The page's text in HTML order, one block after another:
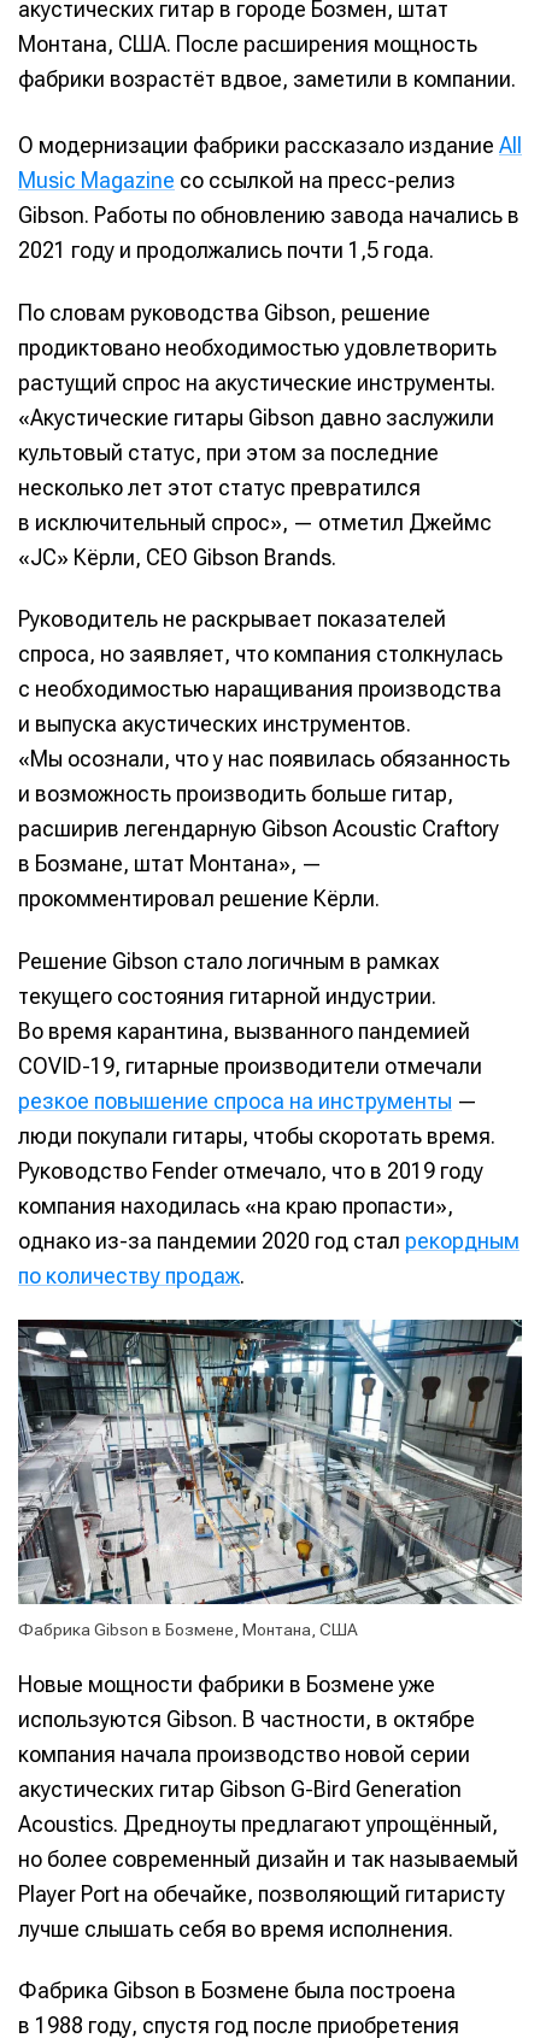
акустических гитар в городе Бозмен, штат
Монтана, США. После расширения мощность
фабрики возрастёт вдвое, заметили в компании.
О модернизации фабрики рассказало издание All
Music Magazine со ссылкой на пресс-релиз
Gibson. Работы по обновлению завода начались в
2021 году и продолжались почти 1,5 года.
По словам руководства Gibson, решение
продиктовано необходимостью удовлетворить
растущий спрос на акустические инструменты.
«Акустические гитары Gibson давно заслужили
культовый статус, при этом за последние
несколько лет этот статус превратился
в исключительный спрос», — отметил Джеймс
«JC» Кёрли, CEO Gibson Brands.
Руководитель не раскрывает показателей
спроса, но заявляет, что компания столкнулась
с необходимостью наращивания производства
и выпуска акустических инструментов.
«Мы осознали, что у нас появилась обязанность
и возможность производить больше гитар,
расширив легендарную Gibson Acoustic Craftory
в Бозмане, штат Монтана», —
прокомментировал решение Кёрли.
Решение Gibson стало логичным в рамках
текущего состояния гитарной индустрии.
Во время карантина, вызванного пандемией
COVID-19, гитарные производители отмечали
резкое повышение спроса на инструменты —
люди покупали гитары, чтобы скоротать время.
Руководство Fender отмечало, что в 2019 году
компания находилась «на краю пропасти»,
однако из-за пандемии 2020 год стал рекордным
по количеству продаж.
Фабрика Gibson в Бозмене, Монтана, США
Новые мощности фабрики в Бозмене уже
используются Gibson. В частности, в октябре
компания начала производство новой серии
акустических гитар Gibson G-Bird Generation
Acoustics. Дредноуты предлагают упрощённый,
но более современный дизайн и так называемый
Player Port на обечайке, позволяющий гитаристу
лучше слышать себя во время исполнения.
Фабрика Gibson в Бозмене была построена
в 1988 году, спустя год после приобретения